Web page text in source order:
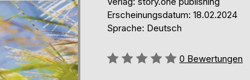
Erscheinungsdatum: 18.02.2024
Sprache: Deutsch
Bewertung::
0 Bewertungen